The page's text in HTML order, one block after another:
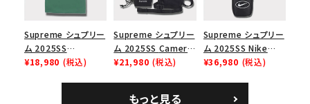
Supreme シュプリー
ム 2025SS
Homerun Tee ホー
¥18,980 (税込)
Supreme シュプリー
ム 2025SS Camera
Bag + Mini Pouch
¥21,980 (税込)
Supreme シュプリー
ム 2025SS Nike
Leather Shoulder
¥36,980 (税込)
もっと見る